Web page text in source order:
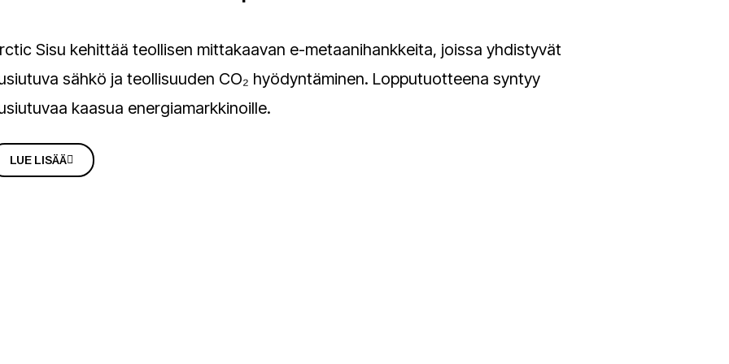
Sisu kehittää teollisen mittakaavan e-metaanihankkeita, joissa yhdistyvät
sähkö ja teollisuuden CO₂ hyödyntäminen. Lopputuotteena syntyy
kaasua energiamarkkinoille.
LUE LISÄÄ